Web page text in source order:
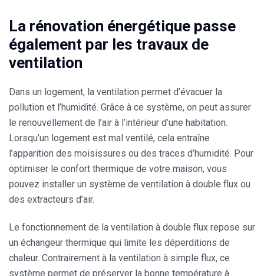
La rénovation énergétique passe
également par les travaux de
ventilation
Dans un logement, la ventilation permet d’évacuer la
pollution et l’humidité. Grâce à ce système, on peut assurer
le renouvellement de l’air à l’intérieur d’une habitation.
Lorsqu’un logement est mal ventilé, cela entraîne
l’apparition des moisissures ou des traces d’humidité. Pour
optimiser le confort thermique de votre maison, vous
pouvez installer un système de ventilation à double flux ou
des extracteurs d’air.
Le fonctionnement de la ventilation à double flux repose sur
un échangeur thermique qui limite les déperditions de
chaleur. Contrairement à la ventilation à simple flux, ce
système permet de préserver la bonne température à